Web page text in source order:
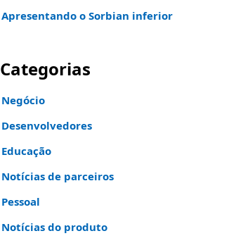
Apresentando o Sorbian inferior
Categorias
Negócio
Desenvolvedores
Educação
Notícias de parceiros
Pessoal
Notícias do produto